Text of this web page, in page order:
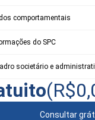
comportamentais
do SPC
societário e
(R$
Consultar